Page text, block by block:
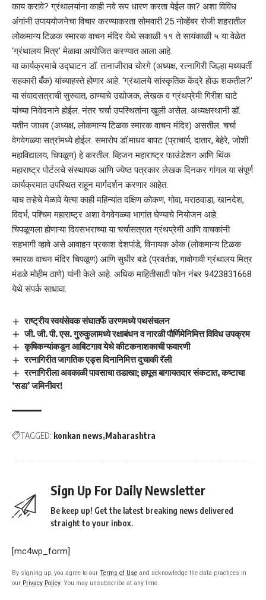
काय करावे? ग्रंथालयांना काही नवे रूप धारण करता येईल का? अशा विविध
अंगांनी उपाययोजनेचा विचार करण्याकरता सोमवारी 25 नोव्हेंबर रोजी शहरातील
लोकमान्य टिळक स्मारक वाचन मंदिर येथे सकाळी ११ ते सायंकाळी ५ या वेळेत
‘ग्रंथालय मित्र’ मेळावा आयोजित करण्यात आला आहे.
या कार्यक्रमाचे उद्घाटन डॉ. तानाजीराव चोरगे (अध्यक्ष, रत्नागिरी जिल्हा मध्यवर्ती
सहकारी बँक) यांच्याहस्ते होणार आहे. ‘ग्रंथालये सांस्कृतिक केंद्रे होऊ शकतील?’
या संवादसत्राची सुरुवात, ठाण्याचे उद्योजक, लेखक व ग्रंथप्रेमी गिरीश घाटे
यांच्या निवेदनाने होईल. नंतर चर्चा उपस्थितांना खुली असेल. अध्यक्षस्थानी डॉ.
यतीन जाधव (अध्यक्ष, लोकमान्य टिळक स्मारक वाचन मंदिर) असतील. चर्चा
वेगवेगळ्या सत्रांमध्ये होईल. समारोप डॉ.माधव बापट (प्राचार्य, दातार, बेहेरे, जोशी
महाविद्यालय, चिपळूण) हे करतील. व्हिजन महाराष्ट्र फाउंडेशन आणि थिंक
महाराष्ट्र पोर्टलचे संस्थापक आणि ज्येष्ठ पत्रकार लेखक दिनकर गांगल या संपूर्ण
कार्यक्रमात उपस्थित राहून मार्गदर्शन करणार आहेत.
याच तऱ्हेचे मेळावे येत्या काही महिन्यांत दक्षिण कोकण, गोवा, मराठवाडा, खानदेश,
विदर्भ, पश्चिम महाराष्ट्र अशा वेगवेगळ्या भागांत घेण्याचे नियोजन आहे.
चिपळूणला होणाऱ्या दिवसभराच्या या चर्चासत्रात ग्रंथप्रेमी आणि वाचकांनी
सहभागी व्हावे असे आवाहन प्रकाश देशपांडे, विनायक ओक (लोकमान्य टिळक
स्मारक वाचन मंदिर चिपळूण) आणि सुधीर बडे (प्रवर्तक, गावोगावी ग्रंथालय मित्र
मंडळे मोहीम ठाणे) यांनी केले आहे. अधिक माहितीसाठी फोन नंबर 9423831668
येथे संपर्क साधावा.
राष्ट्रीय स्वयंसेवक संघातर्फे उरणमध्ये पथसंचलन
जी. जी. पी. एस. गुरुकुलामध्ये रक्षाबंधन व नारळी पौर्णिमेनिमित्त विविध उपक्रम
कृषिकन्यांकडून आबिटगाव येथे कीटकनाशकाची फवारणी
रत्नागिरीत जागतिक एड्स दिनानिमित्त दुचाकी रॅली
रत्नागिरीला अवकाळी पावसाचा तडाखा; हापूस बागायतदार संकटात, कष्टाचा
‘सडा’ जमिनीवर!
TAGGED: konkan news Maharashtra
Sign Up For Daily Newsletter
Be keep up! Get the latest breaking news delivered
straight to your inbox.
[mc4wp_form]
By signing up, you agree to our Terms of Use and acknowledge the data practices in
our Privacy Policy. You may unsubscribe at any time.